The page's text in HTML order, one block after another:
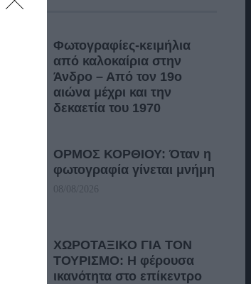
Φωτογραφίες-κειμήλια
από καλοκαίρια στην
Άνδρο – Από τον 19ο
αιώνα μέχρι και την
δεκαετία του 1970
ΟΡΜΟΣ ΚΟΡΘΙΟΥ: Όταν η
φωτογραφία γίνεται μνήμη
08/08/2026
ΧΩΡΟΤΑΞΙΚΟ ΓΙΑ ΤΟΝ
ΤΟΥΡΙΣΜΟ: Η φέρουσα
ικανότητα στο επίκεντρο